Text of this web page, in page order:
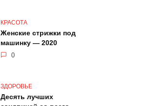
КРАСОТА
Женские стрижки под
машинку — 2020
0
ЗДОРОВЬЕ
Десять лучших